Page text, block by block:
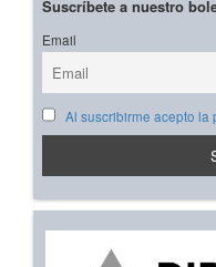
Suscríbete a nuestro
Email
Al suscribirme acepto la